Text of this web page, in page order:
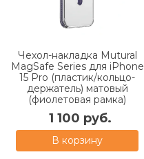
Чехол-накладка Mutural
MagSafe Series для iPhone
15 Pro (пластик/кольцо-
держатель) матовый
(фиолетовая рамка)
1 100 руб.
В корзину